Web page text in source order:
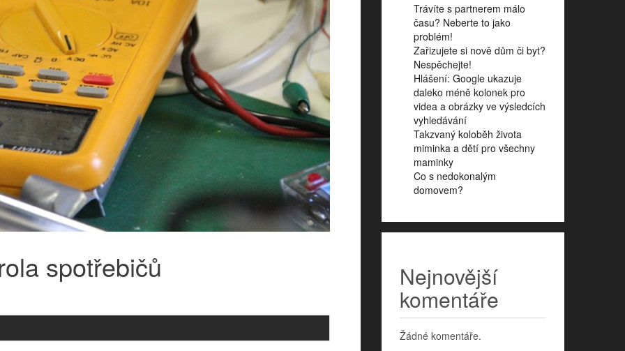
spotřebičů
Trávíte s partnerem málo
času? Neberte to jako
problém!
Zařizujete si nově dům či byt?
Nespěchejte!
Hlášení: Google ukazuje
daleko méně kolonek pro
videa a obrázky ve výsledcích
vyhledávání
Takzvaný koloběh života
miminka a dětí pro všechny
maminky
Co s nedokonalým
domovem?
Nejnovější
komentáře
Žádné komentáře.